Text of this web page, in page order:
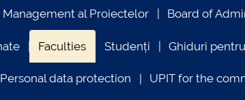
al Proiectelor Board of
Faculties Studenți Ghiduri
Personal data protection UPIT for the